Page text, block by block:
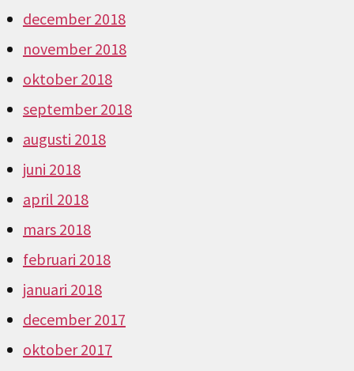
december 2018
november 2018
oktober 2018
september 2018
augusti 2018
juni 2018
april 2018
mars 2018
februari 2018
januari 2018
december 2017
oktober 2017